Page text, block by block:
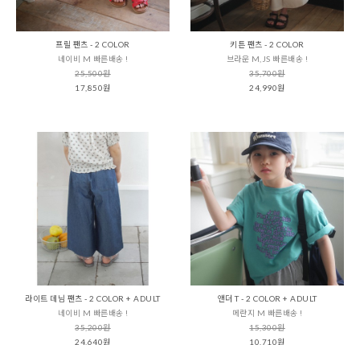
프릴 팬츠 - 2 COLOR
네이비 M 빠른배송 !
25,500원
17,850원
키튼 팬츠 - 2 COLOR
브라운 M,JS 빠른배송 !
35,700원
24,990원
라이트 데님 팬츠 - 2 COLOR + ADULT
네이비 M 빠른배송 !
35,200원
24,640원
앤더 T - 2 COLOR + ADULT
메란지 M 빠른배송 !
15,300원
10,710원